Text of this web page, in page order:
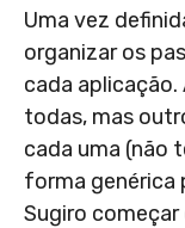
Uma vez
organizar os
cada aplicação.
todas, mas
cada uma (não
forma genérica
Sugiro começar